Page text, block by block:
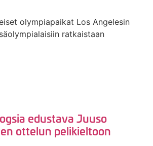
olympiapaikat Los Angelesin
ratkaistaan
edustava Juuso
ottelun pelikieltoon